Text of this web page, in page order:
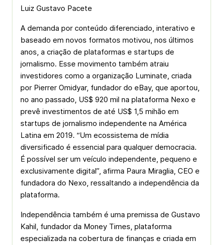
Luiz Gustavo Pacete
A demanda por conteúdo diferenciado, interativo e
baseado em novos formatos motivou, nos últimos
anos, a criação de plataformas e startups de
jornalismo. Esse movimento também atraiu
investidores como a organização Luminate, criada
por Pierrer Omidyar, fundador do eBay, que aportou,
no ano passado, US$ 920 mil na plataforma Nexo e
prevê investimentos de até US$ 1,5 mihão em
startups de jornalismo independente na América
Latina em 2019. “Um ecossistema de mídia
diversificado é essencial para qualquer democracia.
É possível ser um veículo independente, pequeno e
exclusivamente digital”, afirma Paura Miraglia, CEO e
fundadora do Nexo, ressaltando a independência da
plataforma.
Independência também é uma premissa de Gustavo
Kahil, fundador da Money Times, plataforma
especializada na cobertura de finanças e criada em